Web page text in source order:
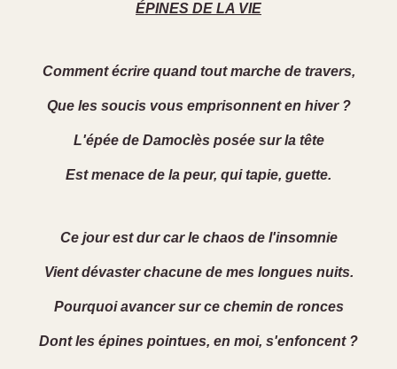
ÉPINES DE LA VIE
Comment écrire quand tout marche de travers,
Que les soucis vous emprisonnent en hiver ?
L'épée de Damoclès posée sur la tête
Est menace de la peur, qui tapie, guette.
Ce jour est dur car le chaos de l'insomnie
Vient dévaster chacune de mes longues nuits.
Pourquoi avancer sur ce chemin de ronces
Dont les épines pointues, en moi, s'enfoncent ?